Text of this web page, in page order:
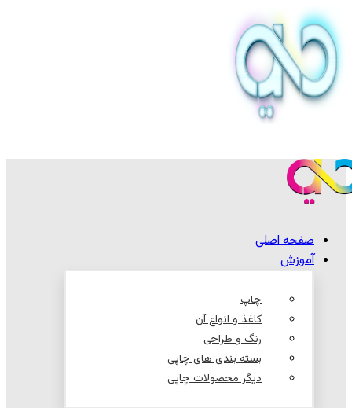
صفحه اصلی
آموزش
چاپ
کاغذ و انواع آن
رنگ و طراحی
بسته بندی های چاپی
دیگر محصولات چاپی